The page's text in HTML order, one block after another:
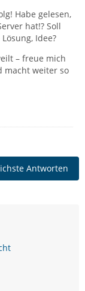
Habe gelesen,
hat!? Soll
Idee?
– freue mich
macht weiter so
Antworten